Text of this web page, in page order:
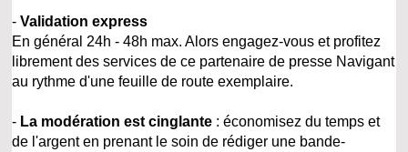
-Validation express
En général 24h - 48h max. Alors engagez-vous et profitez
librement des services de ce partenaire de presse Navigant
au rythme d'une feuille de route exemplaire.
- La modération est cinglante : économisez du temps et
de l'argent en prenant le soin de rédiger une bande-